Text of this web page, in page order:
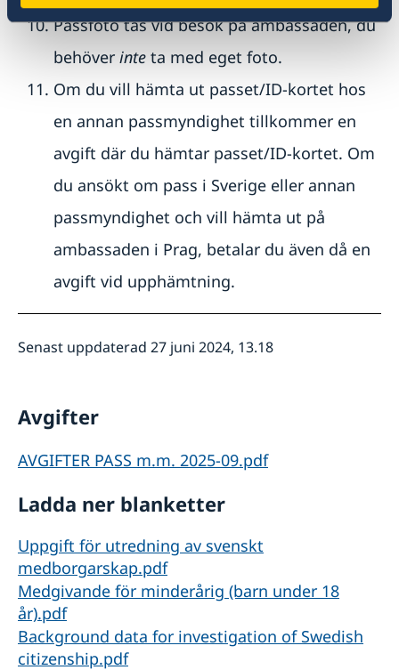
Passfoto tas vid besök på ambassaden, du
behöverinte ta med eget foto.
Om du vill hämta ut passet/ID-kortet hos
en annan passmyndighet tillkommer en
avgift där du hämtar passet/ID-kortet. Om
du ansökt om pass i Sverige eller annan
passmyndighet och vill hämta ut på
ambassaden i Prag, betalar du även då en
avgift vid upphämtning.
Senast uppdaterad 27 juni 2024, 13.18
Avgifter
AVGIFTER PASS m.m. 2025-09.pdf
Ladda ner blanketter
Uppgift för utredning av svenskt
medborgarskap.pdf
Medgivande för minderårig (barn under 18
år).pdf
Background data for investigation of Swedish
citizenship.pdf